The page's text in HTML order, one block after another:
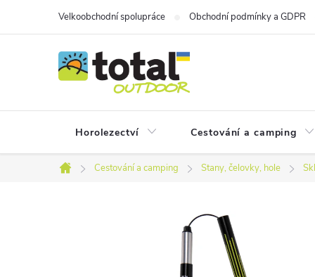
Velkoobchodní spolupráce Obchodní podmínky a GDPR
Horolezectví Cestování a camping
Domů
Cestování a camping Stany, čelovky, hole